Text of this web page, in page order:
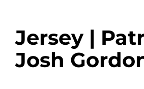
Jersey |
Josh